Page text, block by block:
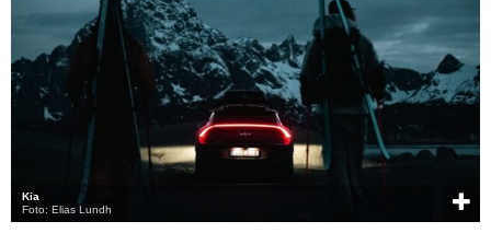
Kia
Foto: Elias Lundh